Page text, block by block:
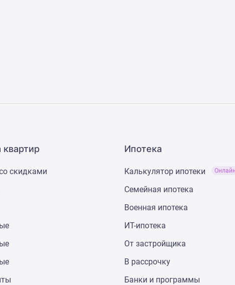
скидками
Ипотека
Калькулятор ипотеки Онлайн
Семейная ипотека
Военная ипотека
ИТ-ипотека
От застройщика
В рассрочку
Банки и программы